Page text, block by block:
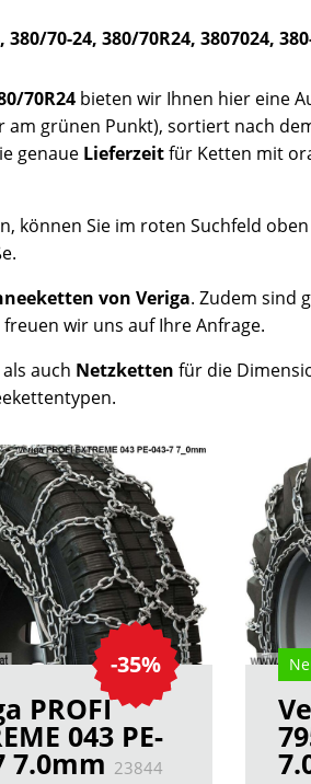
70-24, 380/70R24, 3807024,
70R24 bieten wir Ihnen hier eine
am grünen Punkt), sortiert nach
genaue Lieferzeitfür Ketten mit
können Sie im roten Suchfeld
von Veriga. Zudem sind
wir uns auf Ihre Anfrage.
als auch Netzketten für die
-35%
PROFI
043 PE-
7.0mm 23844